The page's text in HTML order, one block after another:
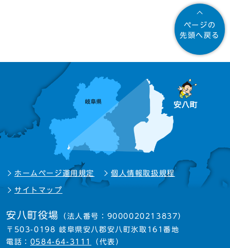
ページの
先頭へ戻る
ホームページ運用規定 個人情報取扱規程
サイトマップ
安八町役場 （法人番号：9000020213837）
〒503-0198 岐阜県安八郡安八町氷取161番地
電話： 0584-64-3111 （代表）